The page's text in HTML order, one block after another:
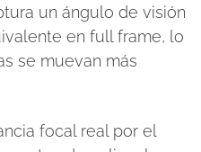
un ángulo de visión
en full frame, lo
se muevan más
focal real por el